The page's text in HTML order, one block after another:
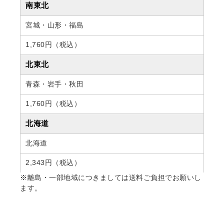
南東北
宮城・山形・福島
1,760円（税込）
北東北
青森・岩手・秋田
1,760円（税込）
北海道
北海道
2,343円（税込）
※離島・一部地域につきましては送料ご負担でお願いし
ます。